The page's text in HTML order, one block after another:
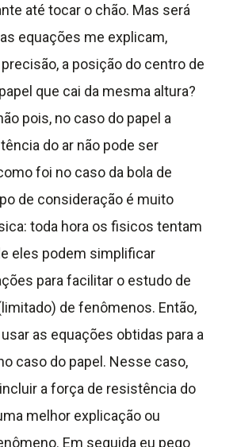
até tocar o chão. Mas será
equações me explicam,
a posição do centro de
que cai da mesma altura?
pois, no caso do papel a
do ar não pode ser
foi no caso da bola de
de consideração é muito
toda hora os fisicos tentam
eles podem simplificar
para facilitar o estudo de
de fenômenos. Então,
as equações obtidas para a
caso do papel. Nesse caso,
a força de resistência do
melhor explicação ou
Em seguida eu pego